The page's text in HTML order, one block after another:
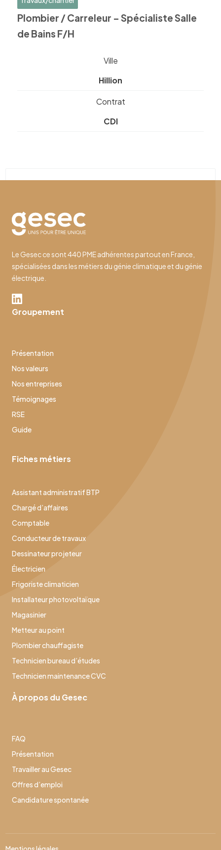
Plombier / Carreleur – Spécialiste Salle
de Bains F/H
Ville
Hillion
Contrat
CDI
Le Gesec ce sont 440 PME adhérentes partout en France,
spécialisées dans les métiers du génie climatique et du génie
électrique.
Groupement
Présentation
Nos valeurs
Nos entreprises
Témoignages
RSE
Guide
Fiches métiers
Assistant administratif BTP
Chargé d’affaires
Comptable
Conducteur de travaux
Dessinateur projeteur
Électricien
Frigoriste climaticien
Installateur photovoltaïque
Magasinier
Metteur au point
Plombier chauffagiste
Technicien bureau d’études
Technicien maintenance CVC
À propos du Gesec
FAQ
Présentation
Travailler au Gesec
Offres d’emploi
Candidature spontanée